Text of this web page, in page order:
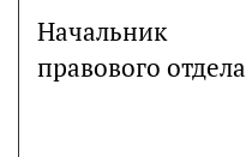
Начальник
правового отдела